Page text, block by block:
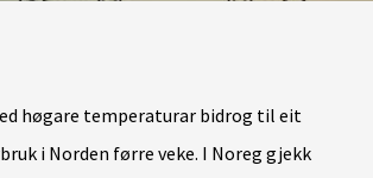
høgare temperaturar bidrog til eit
i Norden førre veke. I Noreg gjekk